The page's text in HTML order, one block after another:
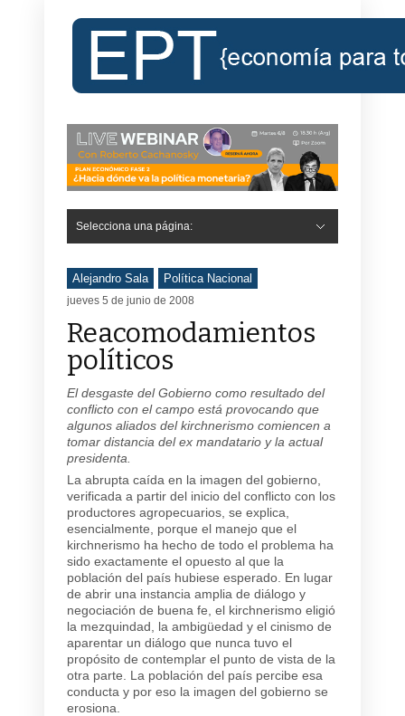
Selecciona una página:
Alejandro Sala Política Nacional
jueves 5 de junio de 2008
Reacomodamientos
políticos
El desgaste del Gobierno como resultado del
conflicto con el campo está provocando que
algunos aliados del kirchnerismo comiencen a
tomar distancia del ex mandatario y la actual
presidenta.
La abrupta caída en la imagen del gobierno,
verificada a partir del inicio del conflicto con los
productores agropecuarios, se explica,
esencialmente, porque el manejo que el
kirchnerismo ha hecho de todo el problema ha
sido exactamente el opuesto al que la
población del país hubiese esperado. En lugar
de abrir una instancia amplia de diálogo y
negociación de buena fe, el kirchnerismo eligió
la mezquindad, la ambigüedad y el cinismo de
aparentar un diálogo que nunca tuvo el
propósito de contemplar el punto de vista de la
otra parte. La población del país percibe esa
conducta y por eso la imagen del gobierno se
erosiona.